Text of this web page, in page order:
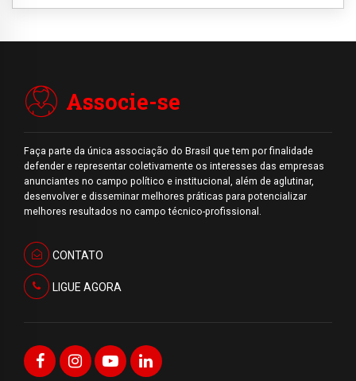
Associe-se
Faça parte da única associação do Brasil que tem por finalidade
defender e representar coletivamente os interesses das empresas
anunciantes no campo político e institucional, além de aglutinar,
desenvolver e disseminar melhores práticas para potencializar
melhores resultados no campo técnico-profissional.
CONTATO
LIGUE AGORA